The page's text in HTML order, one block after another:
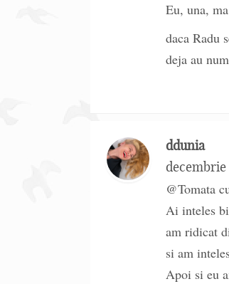
Eu, una,
daca Radu
deja au
ddunia
decembrie
@Tomata
Ai inteles
am ridicat
si am
Apoi si eu